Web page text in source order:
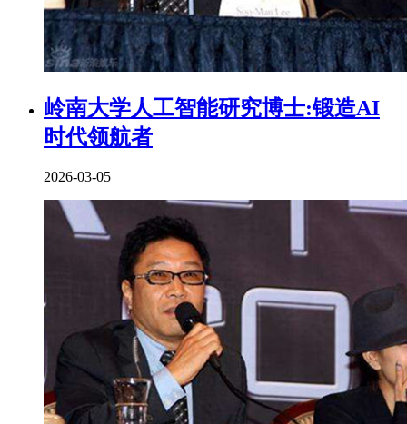
岭南大学人工智能研究博士:锻造AI
时代领航者
2026-03-05